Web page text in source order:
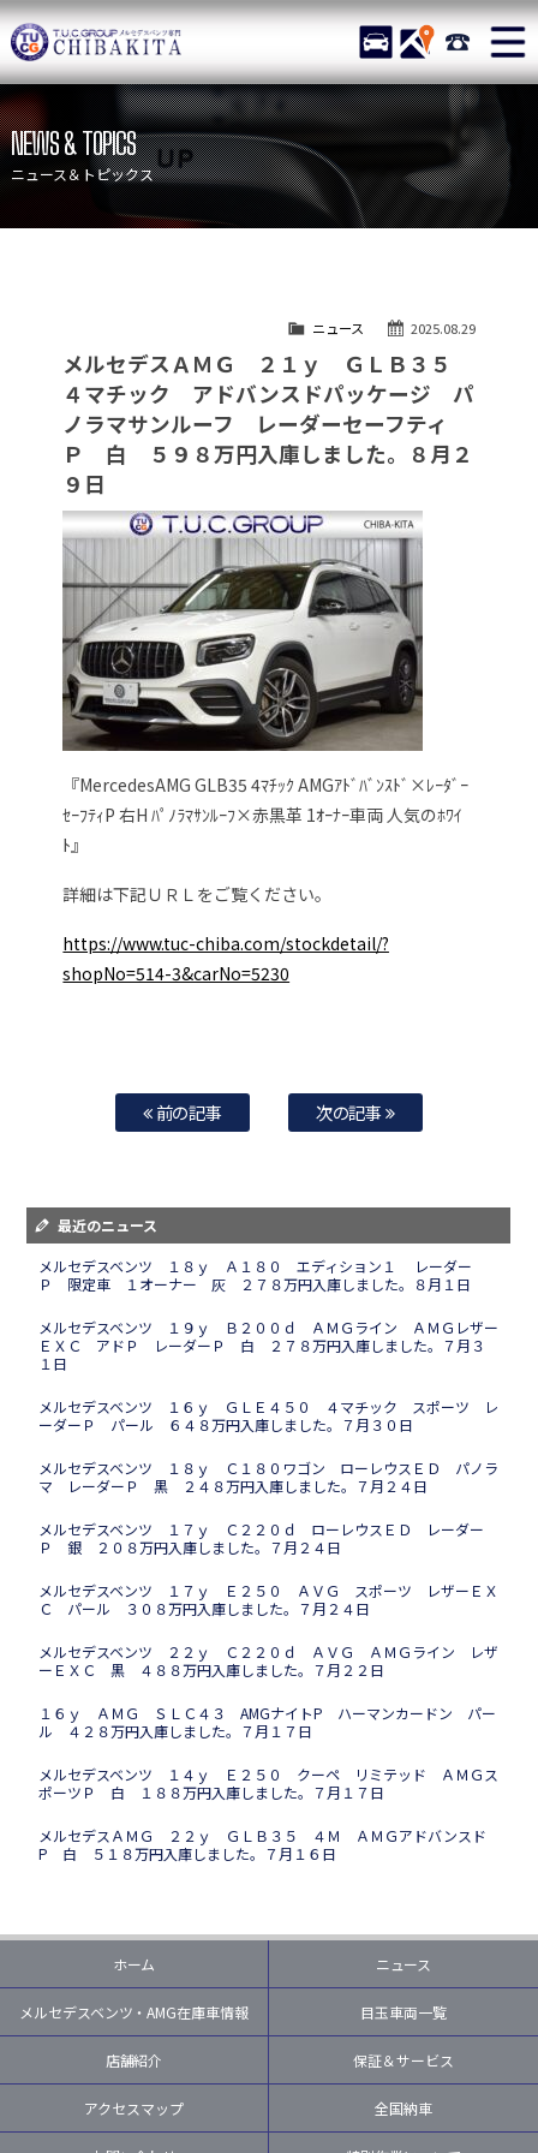
TUCグループ メルセデスベ
STOCK ACCESS 043-
ニュース
在庫リスト
目玉車両一覧
保証＆サービス
アクセスマップ
自動車保険
TUCとは？
リクルート
納車blog
スタッフblog
NEWS & TOPICS
ニュース＆トピックス
2025.08.29
ニュース
メルセデスＡＭＧ ２１ｙ ＧＬＢ３５
４マチック アドバンスドパッケージ パ
ノラマサンルーフ レーダーセーフティ
Ｐ 白 ５９８万円入庫しました。８月２
９日
『MercedesAMG GLB35 4ﾏﾁｯｸ AMGｱﾄﾞﾊﾞﾝｽﾄﾞ×ﾚｰﾀﾞｰ
ｾｰﾌﾃｨP 右H ﾊﾟﾉﾗﾏｻﾝﾙｰﾌ×赤黒革 1ｵｰﾅｰ車両 人気のﾎﾜｲ
ﾄ』
詳細は下記ＵＲＬをご覧ください。
https://www.tuc-chiba.com/stockdetail/?
shopNo=514-3&carNo=5230
前の記事 次の記事
最近のニュース
メルセデスベンツ １８ｙ Ａ１８０ エディション１ レーダー
Ｐ 限定車 １オーナー 灰 ２７８万円入庫しました。８月１日
メルセデスベンツ １９ｙ Ｂ２００ｄ ＡＭＧライン ＡＭＧレザー
ＥＸＣ アドＰ レーダーＰ 白 ２７８万円入庫しました。７月３
１日
メルセデスベンツ １６ｙ ＧＬＥ４５０ ４マチック スポーツ レ
ーダーＰ パール ６４８万円入庫しました。７月３０日
メルセデスベンツ １８ｙ Ｃ１８０ワゴン ローレウスＥＤ パノラ
マ レーダーＰ 黒 ２４８万円入庫しました。７月２４日
メルセデスベンツ １７ｙ Ｃ２２０ｄ ローレウスＥＤ レーダー
Ｐ 銀 ２０８万円入庫しました。７月２４日
メルセデスベンツ １７ｙ Ｅ２５０ ＡＶＧ スポーツ レザーＥＸ
Ｃ パール ３０８万円入庫しました。７月２４日
メルセデスベンツ ２２ｙ Ｃ２２０ｄ ＡＶＧ ＡＭＧライン レザ
ーＥＸＣ 黒 ４８８万円入庫しました。７月２２日
１６ｙ ＡＭＧ ＳＬＣ４３ AMGナイトP ハーマンカードン パー
ル ４２８万円入庫しました。７月１７日
メルセデスベンツ １４ｙ Ｅ２５０ クーペ リミテッド ＡＭＧス
ポーツＰ 白 １８８万円入庫しました。７月１７日
メルセデスＡＭＧ ２２ｙ ＧＬＢ３５ ４Ｍ ＡＭＧアドバンスド
P 白 ５１８万円入庫しました。７月１６日
ホーム ニュース
メルセデスベンツ・AMG在庫車情報 目玉車両一覧
店舗紹介 保証＆サービス
アクセスマップ 全国納車